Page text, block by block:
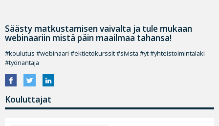
Säästy matkustamisen vaivalta ja tule mukaan
webinaariin mistä päin maailmaa tahansa!
#koulutus #webinaari #ektietokurssit #sivista #yt #yhteistoimintalaki
#työnantaja
Kouluttajat